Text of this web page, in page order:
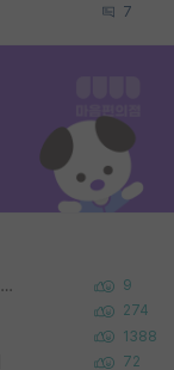
7
Korea University 수학, 컴퓨터과학 이학사, UC Berkeley 산업공학 대학원 공학박사가 되는 것은 쉽지 않겠죠? 9
274
1388
72